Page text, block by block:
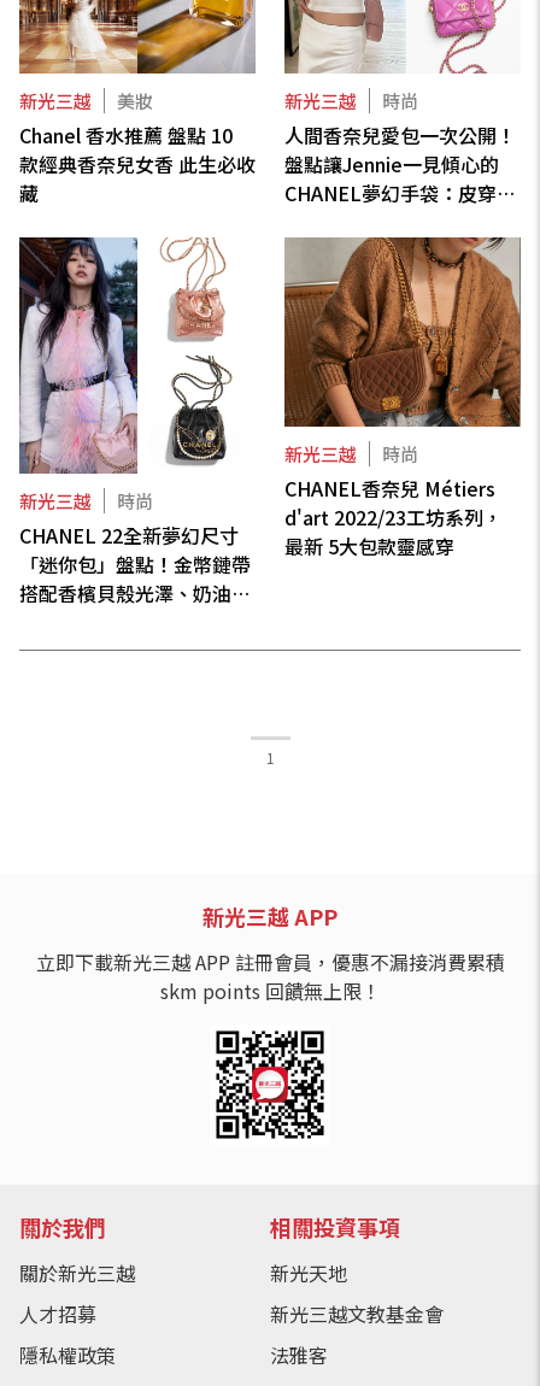
新光三越 美妝
Chanel 香水推薦 盤點 10
款經典香奈兒女香 此生必收
藏
新光三越 時尚
人間香奈兒愛包一次公開！
盤點讓Jennie一見傾心的
CHANEL夢幻手袋：皮穿鏈
包.....加碼類似款推薦！
新光三越 時尚
CHANEL 22全新夢幻尺寸
「迷你包」盤點！金幣鏈帶
搭配香檳貝殼光澤、奶油
心臟的珍珠配飾，人間香奈
新光三越 時尚
CHANEL香奈兒 Métiers
d'art 2022/23工坊系列，
最新 5大包款靈感穿
1
新光三越 APP
立即下載新光三越 APP 註冊會員，優惠不漏接消費累積
skm points 回饋無上限！
關於我們
關於新光三越
人才招募
隱私權政策
相關投資事項
新光天地
新光三越文教基金會
法雅客